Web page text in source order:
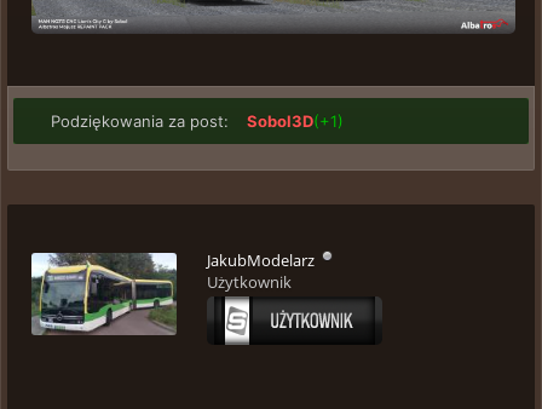
Podziękowania za post: Sobol3D(+1)
JakubModelarz
Użytkownik